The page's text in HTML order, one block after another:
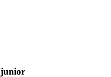
junior